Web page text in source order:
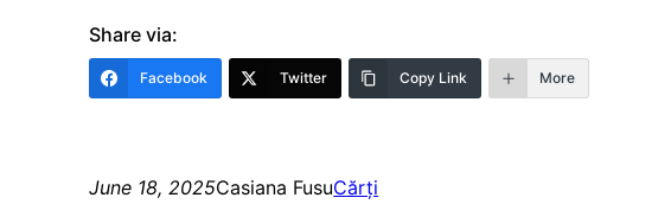
Share via:
Facebook Twitter Copy Link More
June 18, 2025Casiana FusuCărți